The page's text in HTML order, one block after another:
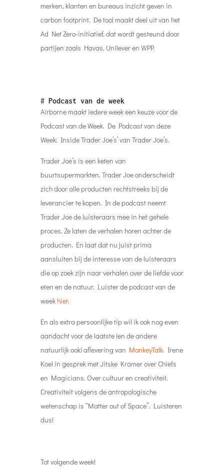
merken, klanten en bureaus inzicht geven in
carbon footprint. De tool maakt deel uit van het
Ad Net Zero-initiatief, dat wordt gesteund door
partijen zoals Havas, Unilever en WPP.
# Podcast van de week
Airborne maakt iedere week een keuze voor de
Podcast van de Week. De Podcast van deze
Week: Inside Trader Joe’s’ van Trader Joe’s.
Trader Joe’s is een keten van
buurtsupermarkten. Trader Joe onderscheidt
zich door alle producten rechtstreeks bij de
leverancier te kopen. In de podcast neemt
Trader Joe de luisteraars mee in het gehele
proces. Ze laten de verhalen horen achter de
producten. En laat dat nu juist prima
aansluiten bij de interesse van de luisteraars
die op zoek zijn naar verhalen over de liefde voor
eten en de natuur. Luister de podcast van de
weekhier.
En als extra persoonlijke tip wil ik ook nog even
aandacht voor de laatste (en de andere
natuurlijk ook) aflevering van MonkeyTalk. Irene
Koel in gesprek met Jitske Kramer over Chiefs
en Magicians. Over cultuur en creativiteit.
Creativiteit volgens de antropologische
wetenschap is “Matter out of Space”. Luisteren
dus!
Tot volgende week!